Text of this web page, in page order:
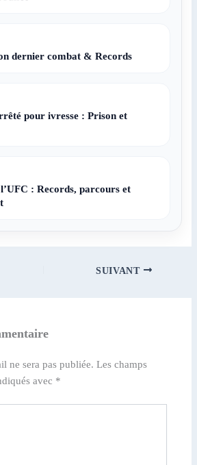
dernier combat & Records
pour ivresse : Prison et
: Records, parcours et
SUIVANT
ne sera pas publiée. Les champs
avec *